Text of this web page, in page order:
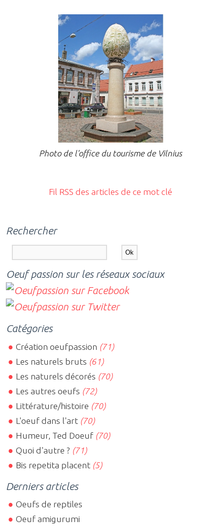
Photo de l'office du tourisme de Vilnius
Fil RSS des articles de ce mot clé
Rechercher
Oeuf passion sur les réseaux sociaux
Catégories
Création oeufpassion (71)
Les naturels bruts (61)
Les naturels décorés (70)
Les autres oeufs (72)
Littérature/histoire (70)
L'oeuf dans l'art (70)
Humeur, Ted Doeuf (70)
Quoi d'autre ? (71)
Bis repetita placent (5)
Derniers articles
Oeufs de reptiles
Oeuf amigurumi